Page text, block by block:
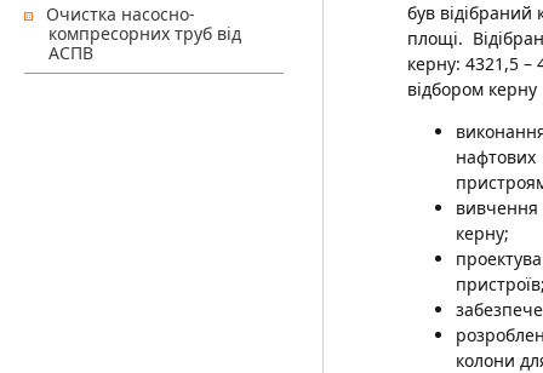
Очистка насосно-
компресорних труб від
АСПВ
був
площі.
керну: 4321,5 –
відбором
вивчення
керну;
колони